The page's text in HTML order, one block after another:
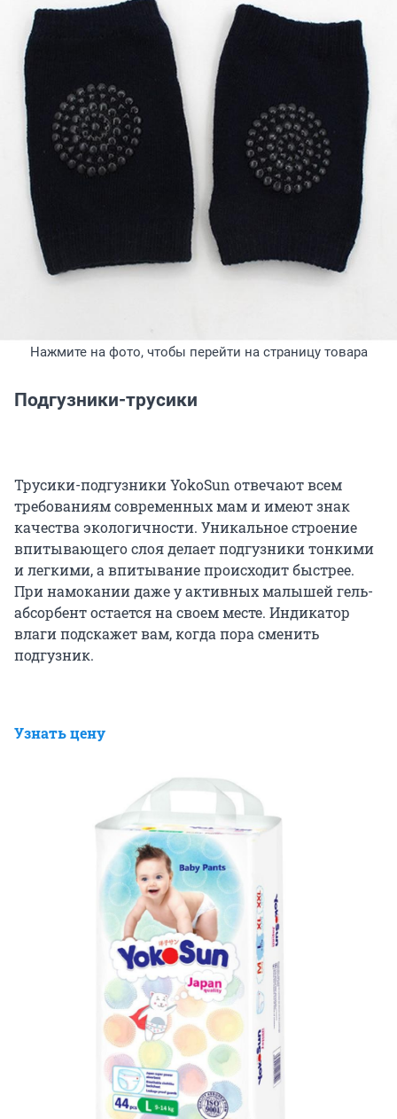
Нажмите на фото, чтобы перейти на страницу товара
Подгузники-трусики
Трусики-подгузники YokoSun отвечают всем
требованиям современных мам и имеют знак
качества экологичности. Уникальное строение
впитывающего слоя делает подгузники тонкими
и легкими, а впитывание происходит быстрее.
При намокании даже у активных малышей гель-
абсорбент остается на своем месте. Индикатор
влаги подскажет вам, когда пора сменить
подгузник.
Узнать цену